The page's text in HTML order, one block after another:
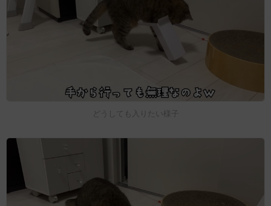
どうしても入りたい様子